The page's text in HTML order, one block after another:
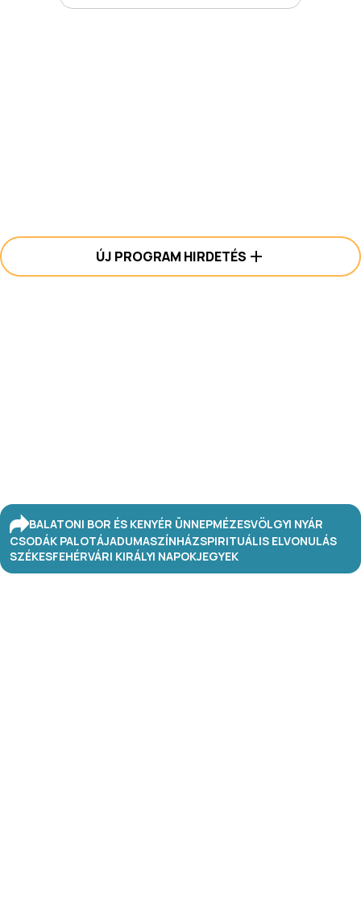
ÚJ PROGRAM HIRDETÉS
BALATONI BOR ÉS KENYÉR ÜNNEPMÉZESVÖLGYI NYÁR
CSODÁK PALOTÁJADUMASZÍNHÁZSPIRITUÁLIS ELVONULÁS
SZÉKESFEHÉRVÁRI KIRÁLYI NAPOKJEGYEK